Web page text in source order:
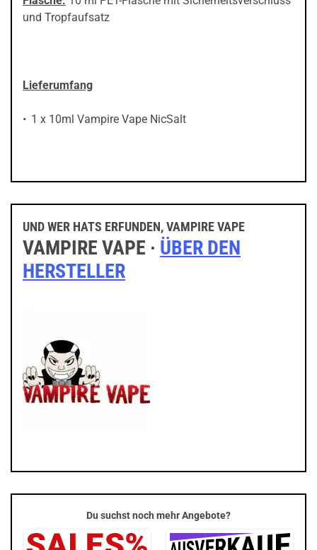
und Tropfaufsatz
Lieferumfang
1 x 10ml Vampire Vape NicSalt
UND WER HATS ERFUNDEN, VAMPIRE VAPE
VAMPIRE VAPE · ÜBER DEN
HERSTELLER
Du suchst noch mehr Angebote?